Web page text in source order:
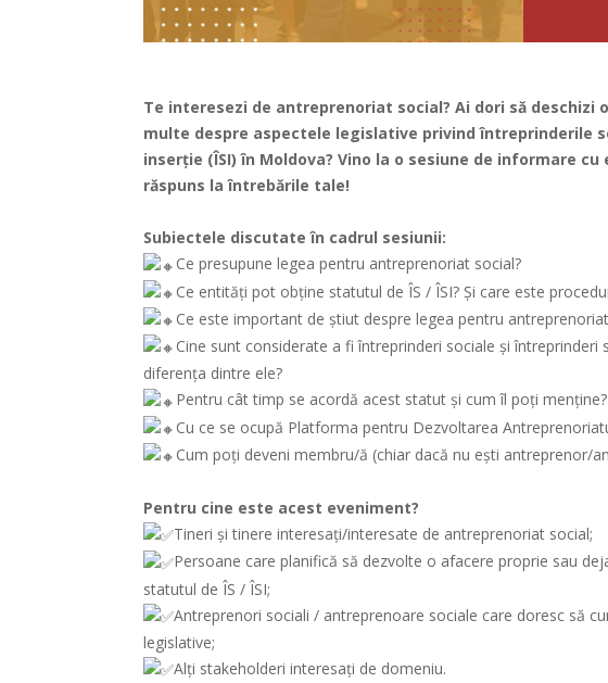
Te interesezi de antreprenoriat social? Ai dori să deschizi
multe despre aspectele legislative privind întreprinderile
inserție (ÎSI) în Moldova? Vino la o sesiune de informare
răspuns la întrebările tale!
Subiectele discutate în cadrul sesiunii:
Ce presupune legea pentru antreprenoriat social?
Ce entități pot obține statutul de ÎS / ÎSI? Și care este
Ce este important de știut despre legea pentru
Cine sunt considerate a fi întreprinderi sociale și întreprinderi
diferența dintre ele?
Pentru cât timp se acordă acest statut și cum îl poți menține?
Cu ce se ocupă Platforma pentru Dezvoltarea
Cum poți deveni membru/ă (chiar dacă nu ești antreprenor/
Pentru cine este acest eveniment?
Tineri și tinere interesați/interesate de antreprenoriat social;
Persoane care planifică să dezvolte o afacere proprie sau
statutul de ÎS / ÎSI;
Antreprenori sociali / antreprenoare sociale care doresc să
legislative;
Alți stakeholderi interesați de domeniu.